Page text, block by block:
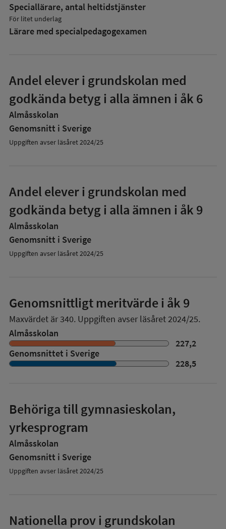
Speciallärare, antal heltidstjänster
För litet underlag
Lärare med specialpedagog­examen
Andel elever i grundskolan med
godkända betyg i alla ämnen i åk 6
Almåsskolan
Genomsnitt i Sverige
Uppgiften avser läsåret 2024/25
Andel elever i grundskolan med
godkända betyg i alla ämnen i åk 9
Almåsskolan
Genomsnitt i Sverige
Uppgiften avser läsåret 2024/25
Genomsnittligt meritvärde i åk 9
Maxvärdet är 340. Uppgiften avser läsåret 2024/25.
Almåsskolan
227,2
Genomsnittet i Sverige
228,5
Behöriga till gymnasieskolan,
yrkesprogram
Almåsskolan
Genomsnitt i Sverige
Uppgiften avser läsåret 2024/25
Nationella prov i grundskolan